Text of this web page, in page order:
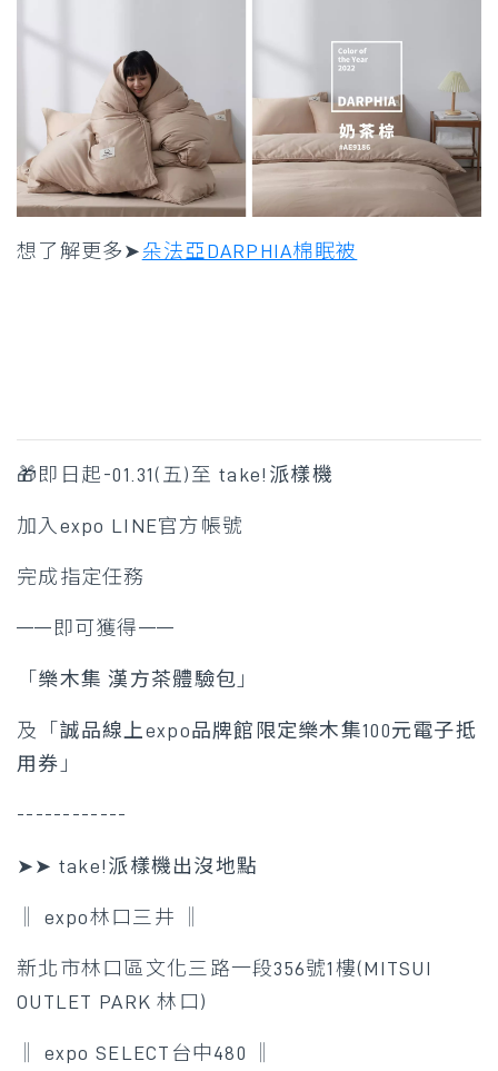
想了解更多➤朵法亞DARPHIA棉眠被
🎁即日起-01.31(五) 至 take!派樣機
加入expo LINE官方帳號
完成指定任務
——即可獲得——
「 樂木集 漢方茶體驗包 」
及「 誠品線上expo品牌館限定樂木集100元電子抵
用券 」
------------
➤➤ take!派樣機出沒地點
‖ expo林口三井 ‖
新北市林口區文化三路一段356號1樓(MITSUI
OUTLET PARK 林口)
‖ expo SELECT台中480 ‖